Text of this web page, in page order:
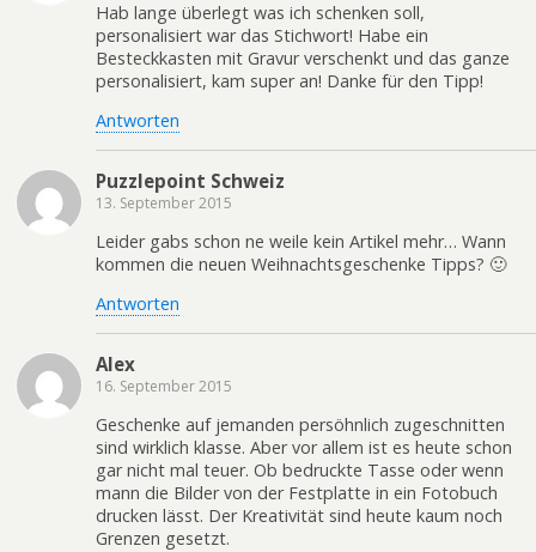
Hab lange überlegt was ich schenken soll,
personalisiert war das Stichwort! Habe ein
Besteckkasten mit Gravur verschenkt und das ganze
personalisiert, kam super an! Danke für den Tipp!
Antworten
Puzzlepoint Schweiz
13. September 2015
Leider gabs schon ne weile kein Artikel mehr… Wann
kommen die neuen Weihnachtsgeschenke Tipps? 🙂
Antworten
Alex
16. September 2015
Geschenke auf jemanden persöhnlich zugeschnitten
sind wirklich klasse. Aber vor allem ist es heute schon
gar nicht mal teuer. Ob bedruckte Tasse oder wenn
mann die Bilder von der Festplatte in ein Fotobuch
drucken lässt. Der Kreativität sind heute kaum noch
Grenzen gesetzt.